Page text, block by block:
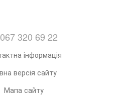
320 69 22
інформація
версія сайту
Мапа сайту